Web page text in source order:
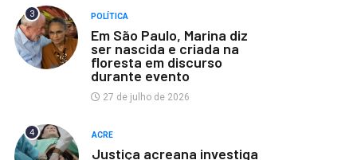
3 POLÍTICA
Em São Paulo, Marina diz
ser nascida e criada na
floresta em discurso
durante evento
27 de julho de 2026
4 ACRE
Justiça acreana investiga